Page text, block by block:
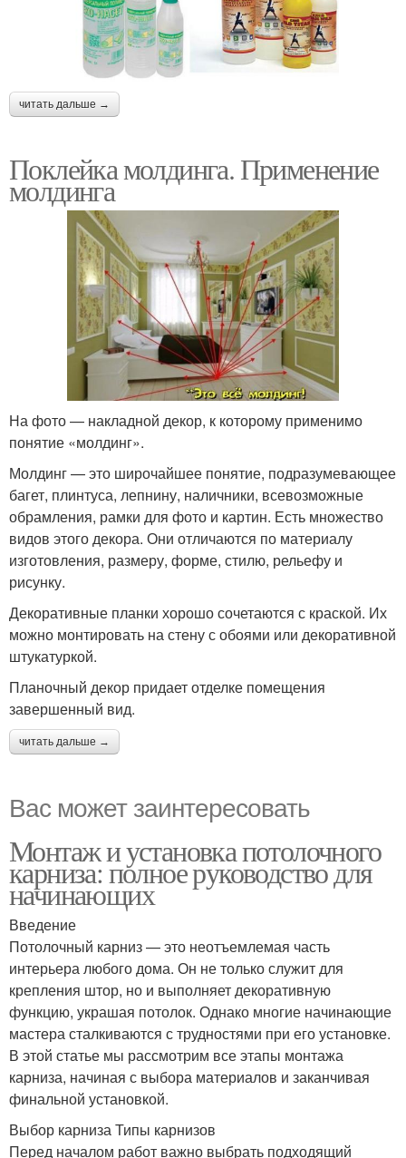
читать дальше →
Поклейка молдинга. Применение
молдинга
На фото — накладной декор, к которому применимо
понятие «молдинг».
Молдинг — это широчайшее понятие, подразумевающее
багет, плинтуса, лепнину, наличники, всевозможные
обрамления, рамки для фото и картин. Есть множество
видов этого декора. Они отличаются по материалу
изготовления, размеру, форме, стилю, рельефу и
рисунку.
Декоративные планки хорошо сочетаются с краской. Их
можно монтировать на стену с обоями или декоративной
штукатуркой.
Планочный декор придает отделке помещения
завершенный вид.
читать дальше →
Вас может заинтересовать
Монтаж и установка потолочного
карниза: полное руководство для
начинающих
Введение
Потолочный карниз — это неотъемлемая часть
интерьера любого дома. Он не только служит для
крепления штор, но и выполняет декоративную
функцию, украшая потолок. Однако многие начинающие
мастера сталкиваются с трудностями при его установке.
В этой статье мы рассмотрим все этапы монтажа
карниза, начиная с выбора материалов и заканчивая
финальной установкой.
Выбор карниза Типы карнизов
Перед началом работ важно выбрать подходящий